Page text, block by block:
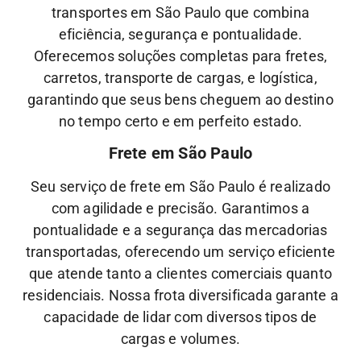
transportes em São Paulo que combina
eficiência, segurança e pontualidade.
Oferecemos soluções completas para fretes,
carretos, transporte de cargas, e logística,
garantindo que seus bens cheguem ao destino
no tempo certo e em perfeito estado.
Frete em São Paulo
Seu serviço de frete em São Paulo é realizado
com agilidade e precisão. Garantimos a
pontualidade e a segurança das mercadorias
transportadas, oferecendo um serviço eficiente
que atende tanto a clientes comerciais quanto
residenciais. Nossa frota diversificada garante a
capacidade de lidar com diversos tipos de
cargas e volumes.